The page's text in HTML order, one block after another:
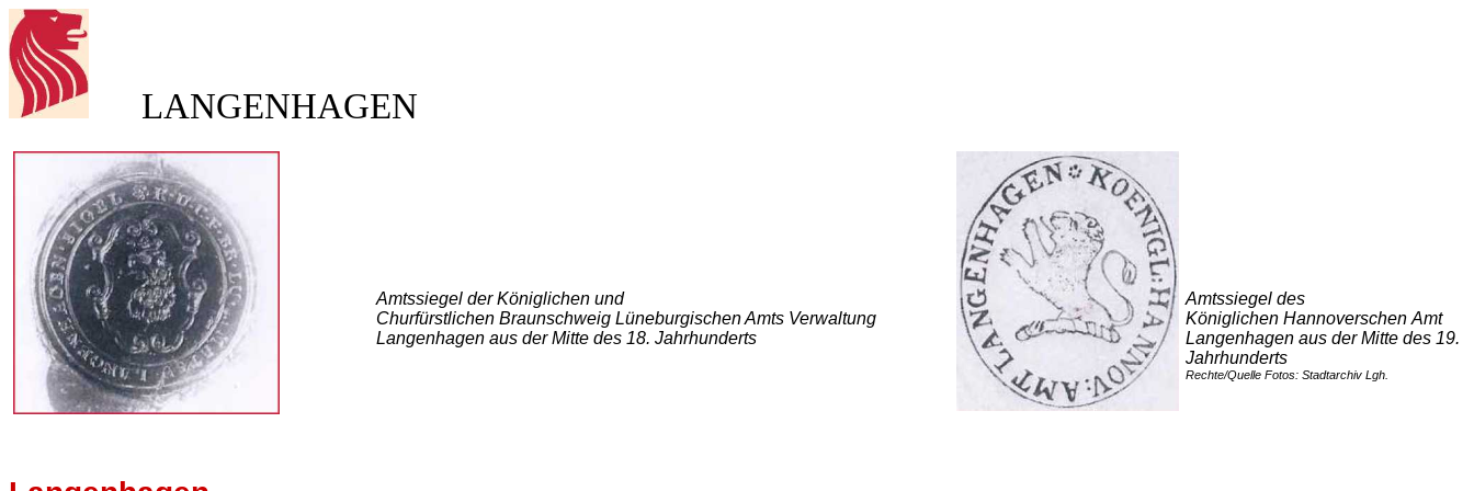
LANGENHAGEN
Amtssiegel der Königlichen und
Churfürstlichen Braunschweig Lüneburgischen Amts Verwaltung
Langenhagen aus der Mitte des 18. Jahrhunderts
Amtssiegel des
Königlichen Hannoverschen Amt
Langenhagen aus der Mitte des 19.
Jahrhunderts
Rechte/Quelle Fotos: Stadtarchiv Lgh.